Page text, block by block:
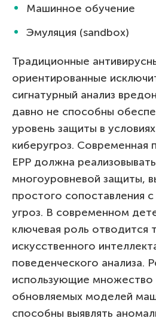
Машинное обучение
Эмуляция (sandbox)
Традиционные
ориентированные
сигнатурный анализ
давно не способны
уровень защиты в
киберугроз. Современная
EPP должна
многоуровневой защиты,
простого сопоставления
угроз. В современном
ключевая роль отводится
искусственного
поведенческого анализа.
использующие множество
обновляемых моделей
способны выявлять